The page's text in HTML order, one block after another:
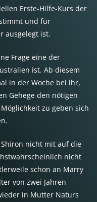
Erste-Hilfe-Kurs der
und für
ausgelegt ist.
Frage eine der
ist. Ab diesem
in der Woche bei ihr,
Gehege den nötigen
zu geben sich
nicht mit auf die
nicht
schon an Marry
von zwei Jahren
in Mutter Naturs